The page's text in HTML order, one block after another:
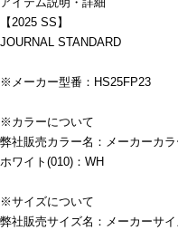
【2025 SS】
JOURNAL STANDARD
※メーカー型番：HS25FP23
※カラーについて
弊社販売カラー名：メーカーカラ
ホワイト(010)：WH
※サイズについて
弊社販売サイズ名：メーカーサイ